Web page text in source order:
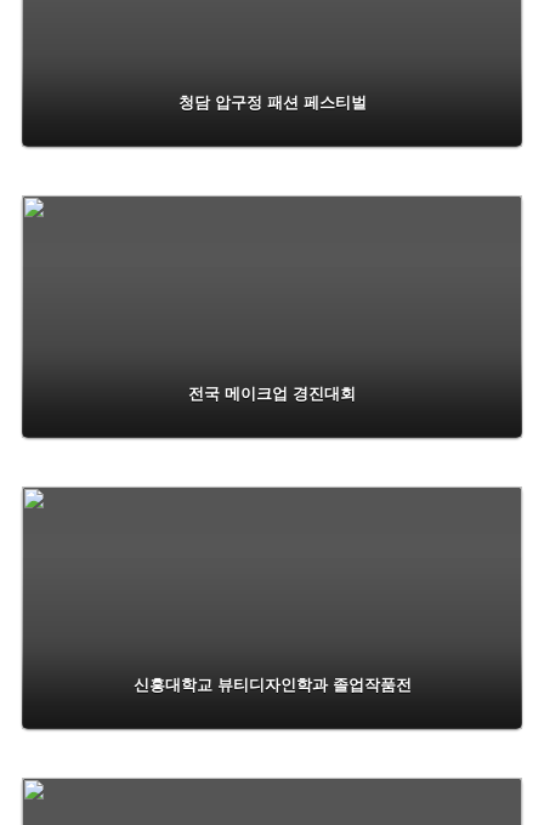
청담 압구정 패션 페스티벌
전국 메이크업 경진대회
신흥대학교 뷰티디자인학과 졸업작품전